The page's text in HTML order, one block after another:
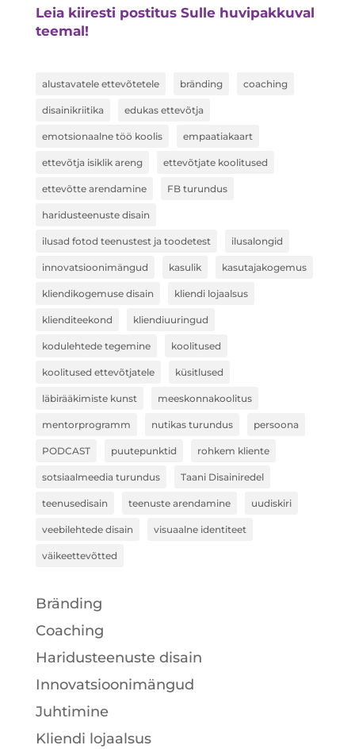
Leia kiiresti postitus Sulle huvipakkuval
teemal!
alustavatele ettevõtetele bränding coaching
disainikriitika edukas ettevõtja
emotsionaalne töö koolis empaatiakaart
ettevõtja isiklik areng ettevõtjate koolitused
ettevõtte arendamine FB turundus
haridusteenuste disain
ilusad fotod teenustest ja toodetest ilusalongid
innovatsioonimängud kasulik kasutajakogemus
kliendikogemuse disain kliendi lojaalsus
klienditeekond kliendiuuringud
kodulehtede tegemine koolitused
koolitused ettevõtjatele küsitlused
läbirääkimiste kunst meeskonnakoolitus
mentorprogramm nutikas turundus persoona
PODCAST puutepunktid rohkem kliente
sotsiaalmeedia turundus Taani Disainiredel
teenusedisain teenuste arendamine uudiskiri
veebilehtede disain visuaalne identiteet
väikeettevõtted
Bränding
Coaching
Haridusteenuste disain
Innovatsioonimängud
Juhtimine
Kliendi lojaalsus